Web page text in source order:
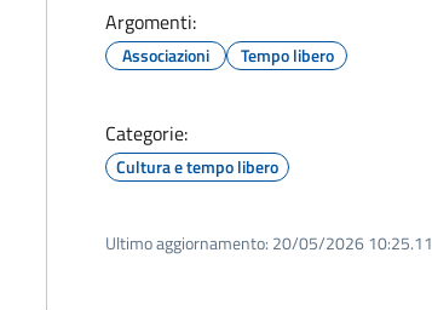
Argomenti:
Associazioni Tempo libero
Categorie:
Cultura e tempo libero
Ultimo aggiornamento: 20/05/2026 10:25.11